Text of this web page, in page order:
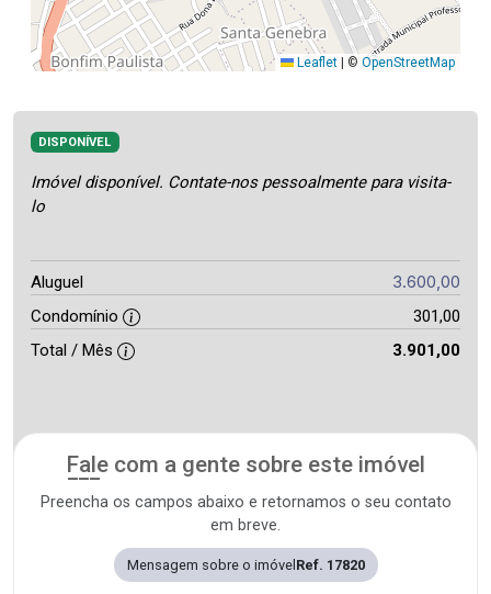
Leaflet © OpenStreetMap
DISPONÍVEL
Imóvel disponível. Contate-nos pessoalmente para visita-
lo
Aluguel 3.600,00
Condomínio
301,00
Total / Mês
3.901,00
Fale com a gente sobre este imóvel
Preencha os campos abaixo e retornamos o seu contato
em breve.
Mensagem sobre o imóvel Ref. 17820